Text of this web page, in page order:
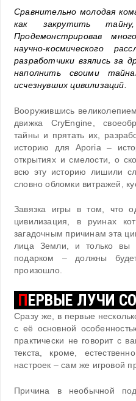
Сравнительно молодая
как закрутить
Продемонстрировав
научно-космического
разработчики взялись за
наполнить своими
исчезнувших цивилизаций.
Вооружившись
движка CryEngine,
тайны и прятать их,
историю для Aporia –
открытиях и смелости, о
всю эту историю лишили
словно обломки витражей,
Завязка игры в том, что
цивилизация, в руинах
загадочным причинам эта
лица Земли, и только вы
подарком – должны
произошло.
ПЕРВЫЕ ЛУЧИ
Сразу же, в первые
с её основной
практически не говорит с
текста, кроме,
настроек – сам же игровой
Причина в необычной